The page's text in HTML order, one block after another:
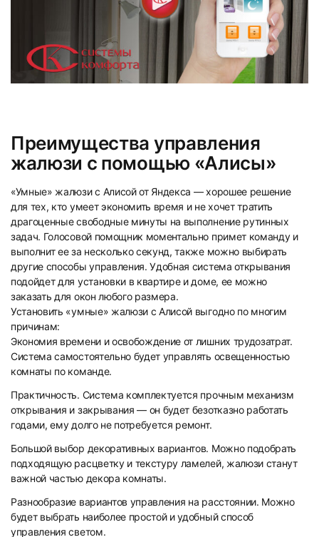
Преимущества управления
жалюзи с помощью «Алисы»
«Умные» жалюзи с Алисой от Яндекса — хорошее решение
для тех, кто умеет экономить время и не хочет тратить
драгоценные свободные минуты на выполнение рутинных
задач. Голосовой помощник моментально примет команду и
выполнит ее за несколько секунд, также можно выбирать
другие способы управления. Удобная система открывания
подойдет для установки в квартире и доме, ее можно
заказать для окон любого размера.
Установить «умные» жалюзи с Алисой выгодно по многим
причинам:
Экономия времени и освобождение от лишних трудозатрат.
Система самостоятельно будет управлять освещенностью
комнаты по команде.
Практичность. Система комплектуется прочным механизм
открывания и закрывания — он будет безотказно работать
годами, ему долго не потребуется ремонт.
Большой выбор декоративных вариантов. Можно подобрать
подходящую расцветку и текстуру ламелей, жалюзи станут
важной частью декора комнаты.
Разнообразие вариантов управления на расстоянии. Можно
будет выбрать наиболее простой и удобный способ
управления светом.